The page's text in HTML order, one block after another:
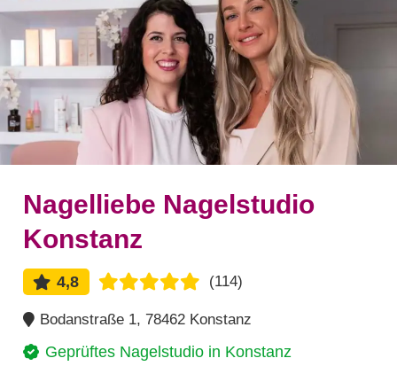
Nagelliebe Nagelstudio
Konstanz
4,8 (114)
Bodanstraße 1, 78462 Konstanz
Geprüftes Nagelstudio in Konstanz